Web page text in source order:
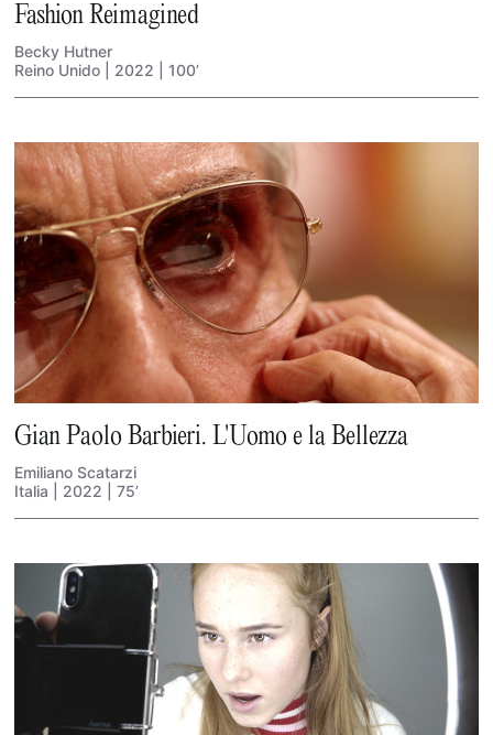
Fashion Reimagined
Becky Hutner
Reino Unido | 2022 | 100’
Gian Paolo Barbieri. L'Uomo e la Bellezza
Emiliano Scatarzi
Italia | 2022 | 75’